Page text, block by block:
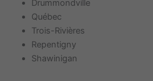
Main
Menu
Drummondville
Québec
Trois-Rivières
Repentigny
Shawinigan